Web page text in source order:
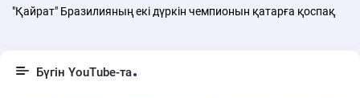
"Қайрат" Бразилияның екі дүркін чемпионын қатарға қоспақ
Бүгін YouTube-та